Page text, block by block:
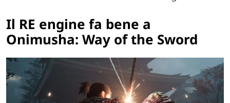
Il RE engine fa bene a
Onimusha: Way of the Sword